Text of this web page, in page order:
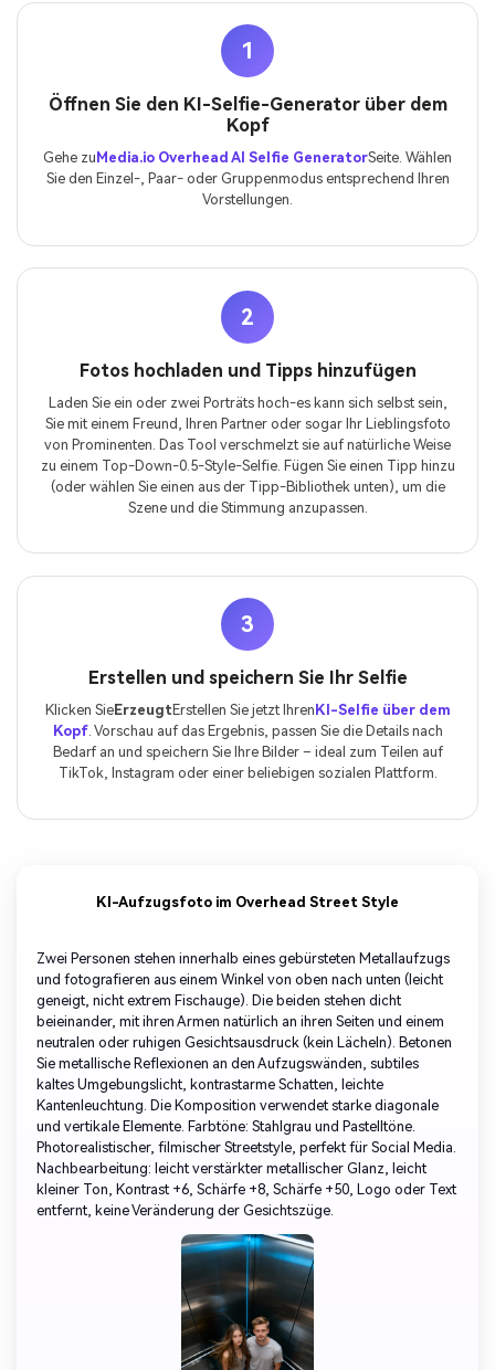
1
Öffnen Sie den KI-Selfie-Generator über dem
Kopf
Gehe zu Media.io Overhead AI Selfie GeneratorSeite. Wählen
Sie den Einzel-, Paar- oder Gruppenmodus entsprechend Ihren
Vorstellungen.
2
Fotos hochladen und Tipps hinzufügen
Laden Sie ein oder zwei Porträts hoch-es kann sich selbst sein,
Sie mit einem Freund, Ihren Partner oder sogar Ihr Lieblingsfoto
von Prominenten. Das Tool verschmelzt sie auf natürliche Weise
zu einem Top-Down-0.5-Style-Selfie. Fügen Sie einen Tipp hinzu
(oder wählen Sie einen aus der Tipp-Bibliothek unten), um die
Szene und die Stimmung anzupassen.
3
Erstellen und speichern Sie Ihr Selfie
Klicken SieErzeugt Erstellen Sie jetzt Ihren KI-Selfie über dem
Kopf. Vorschau auf das Ergebnis, passen Sie die Details nach
Bedarf an und speichern Sie Ihre Bilder – ideal zum Teilen auf
TikTok, Instagram oder einer beliebigen sozialen Plattform.
KI-Aufzugsfoto im Overhead Street Style
Zwei Personen stehen innerhalb eines gebürsteten Metallaufzugs
und fotografieren aus einem Winkel von oben nach unten (leicht
geneigt, nicht extrem Fischauge). Die beiden stehen dicht
beieinander, mit ihren Armen natürlich an ihren Seiten und einem
neutralen oder ruhigen Gesichtsausdruck (kein Lächeln). Betonen
Sie metallische Reflexionen an den Aufzugswänden, subtiles
kaltes Umgebungslicht, kontrastarme Schatten, leichte
Kantenleuchtung. Die Komposition verwendet starke diagonale
und vertikale Elemente. Farbtöne: Stahlgrau und Pastelltöne.
Photorealistischer, filmischer Streetstyle, perfekt für Social Media.
Nachbearbeitung: leicht verstärkter metallischer Glanz, leicht
kleiner Ton, Kontrast +6, Schärfe +8, Schärfe +50, Logo oder Text
entfernt, keine Veränderung der Gesichtszüge.